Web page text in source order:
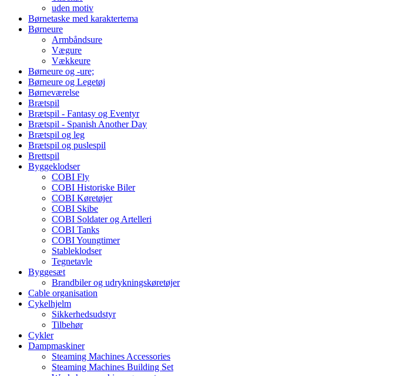
uden motiv
Børnetaske med karaktertema
Børneure
Armbåndsure
Vægure
Vækkeure
Børneure og -ure;
Børneure og Legetøj
Børneværelse
Brætspil
Brætspil - Fantasy og Eventyr
Brætspil - Spanish Another Day
Brætspil og leg
Brætspil og puslespil
Brettspil
Byggeklodser
COBI Fly
COBI Historiske Biler
COBI Køretøjer
COBI Skibe
COBI Soldater og Artelleri
COBI Tanks
COBI Youngtimer
Stableklodser
Tegnetavle
Byggesæt
Brandbiler og udrykningskøretøjer
Cable organisation
Cykelhjelm
Sikkerhedsudstyr
Tilbehør
Cykler
Dampmaskiner
Steaming Machines Accessories
Steaming Machines Building Set